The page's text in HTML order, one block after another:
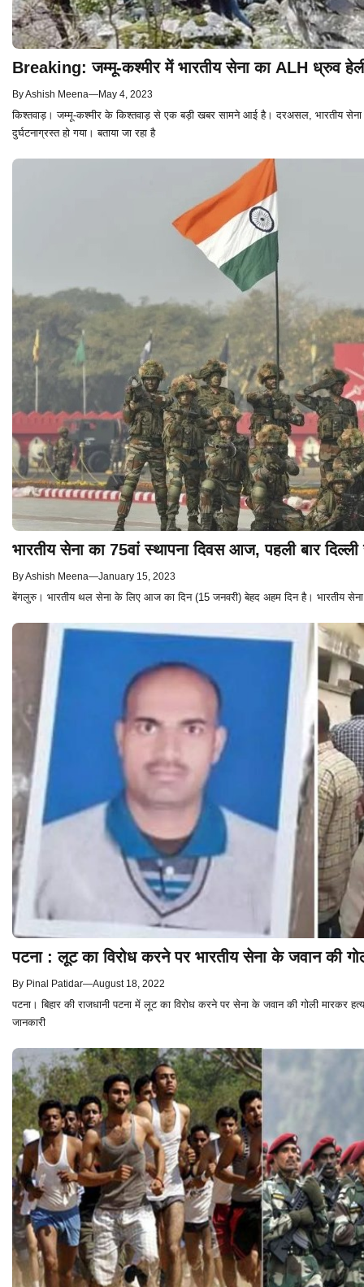
Breaking: जम्मू-कश्मीर में भारतीय सेना का ALH ध्रुव
ByAshish Meena—May 4, 2023
किश्तवाड़। जम्मू-कश्मीर के किश्तवाड़ से एक बड़ी खबर सामने आई है। दरअसल, भारतीय
दुर्घटनाग्रस्त हो गया। बताया जा रहा है
भारतीय सेना का 75वां स्थापना दिवस आज, पहली बार दिल्ली
ByAshish Meena—January 15, 2023
बेंगलुरु। भारतीय थल सेना के लिए आज का दिन (15 जनवरी) बेहद अहम दिन है। भारतीय सेना
पटना : लूट का विरोध करने पर भारतीय सेना के जवान की
By Pinal Patidar—August 18, 2022
पटना। बिहार की राजधानी पटना में लूट का विरोध करने पर सेना के जवान की गोली मारकर
जानकारी